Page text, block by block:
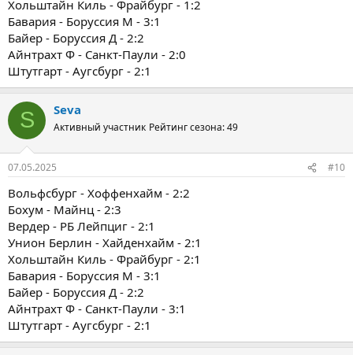
Хольштайн Киль - Фрайбург - 1:2
Бавария - Боруссия М - 3:1
Байер - Боруссия Д - 2:2
Айнтрахт Ф - Санкт-Паули - 2:0
Штутгарт - Аугсбург - 2:1
S Seva
Активный участник Рейтинг сезона: 49
07.05.2025 #10
Вольфсбург - Хоффенхайм - 2:2
Бохум - Майнц - 2:3
Вердер - РБ Лейпциг - 2:1
Унион Берлин - Хайденхайм - 2:1
Хольштайн Киль - Фрайбург - 2:1
Бавария - Боруссия М - 3:1
Байер - Боруссия Д - 2:2
Айнтрахт Ф - Санкт-Паули - 3:1
Штутгарт - Аугсбург - 2:1